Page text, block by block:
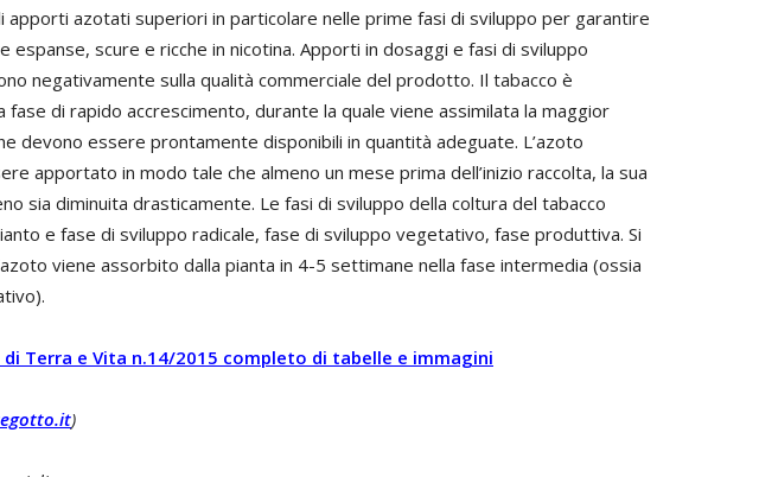
apporti azotati superiori in particolare nelle prime fasi di sviluppo per garantire
espanse, scure e ricche in nicotina. Apporti in dosaggi e fasi di sviluppo
negativamente sulla qualità commerciale del prodotto. Il tabacco è
fase di rapido accrescimento, durante la quale viene assimilata la maggior
devono essere prontamente disponibili in quantità adeguate. L’azoto
apportato in modo tale che almeno un mese prima dell’inizio raccolta, la sua
sia diminuita drasticamente. Le fasi di sviluppo della coltura del tabacco
e fase di sviluppo radicale, fase di sviluppo vegetativo, fase produttiva. Si
viene assorbito dalla pianta in 4-5 settimane nella fase intermedia (ossia
Terra e Vita n.14/2015 completo di tabelle e immagini
)